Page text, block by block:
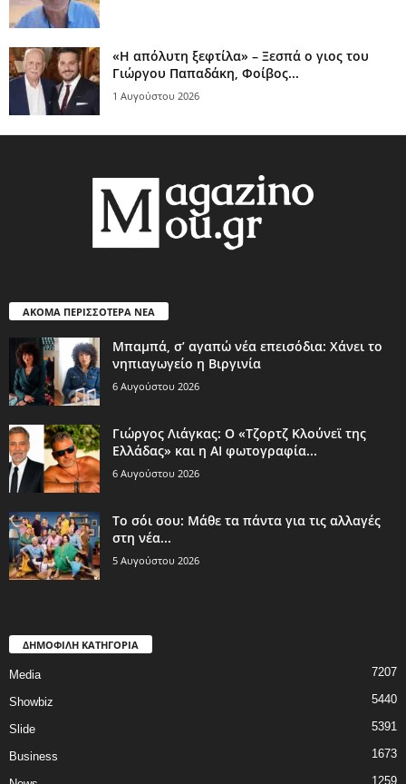
«Η απόλυτη ξεφτίλα» – Ξεσπά ο γιος του
Γιώργου Παπαδάκη, Φοίβος...
1 Αυγούστου 2026
ΑΚΟΜΑ ΠΕΡΙΣΣΟΤΕΡΑ ΝΕΑ
Μπαμπά, σ’ αγαπώ νέα επεισόδια: Χάνει το
νηπιαγωγείο η Βιργινία
6 Αυγούστου 2026
Γιώργος Λιάγκας: Ο «Τζορτζ Κλούνεϊ της
Ελλάδας» και η AI φωτογραφία...
6 Αυγούστου 2026
Το σόι σου: Μάθε τα πάντα για τις αλλαγές
στη νέα...
5 Αυγούστου 2026
ΔΗΜΟΦΙΛΗ ΚΑΤΗΓΟΡΙΑ
Media 7207
Showbiz 5440
Slide 5391
Business 1673
1259